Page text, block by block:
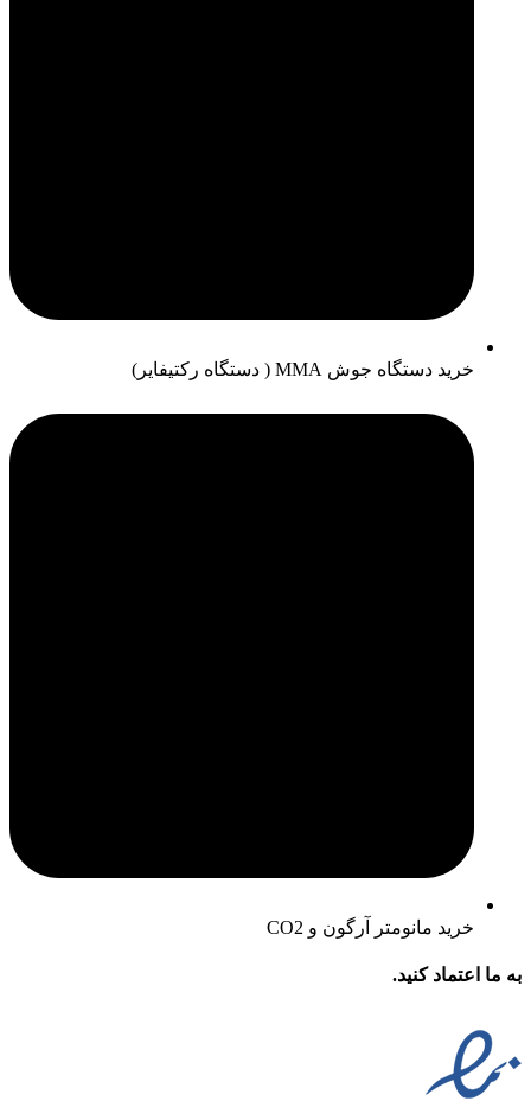
خرید دستگاه جوش MMA ( دستگاه رکتیفایر)
خرید مانومتر آرگون و CO2
به ما اعتماد کنید.